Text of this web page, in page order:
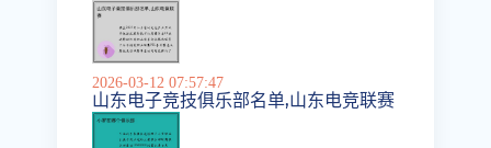
2026-03-12 07:57:47
山东电子竞技俱乐部名单,山东电竞联赛